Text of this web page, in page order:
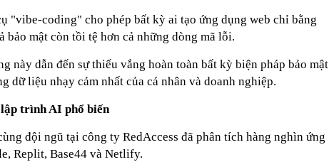
"vibe-coding" cho phép bất kỳ ai tạo ứng dụng web chỉ bằng
bảo mật còn tồi tệ hơn cả những dòng mã lỗi.
này dẫn đến sự thiếu vắng hoàn toàn bất kỳ biện pháp bảo mật
dữ liệu nhạy cảm nhất của cá nhân và doanh nghiệp.
trình AI phổ biến
đội ngũ tại công ty RedAccess đã phân tích hàng nghìn ứng
Replit, Base44 và Netlify.